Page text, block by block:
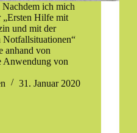
ich mich
„Ersten Hilfe mit
und mit der
anhand von
Anwendung von
31. Januar 2020